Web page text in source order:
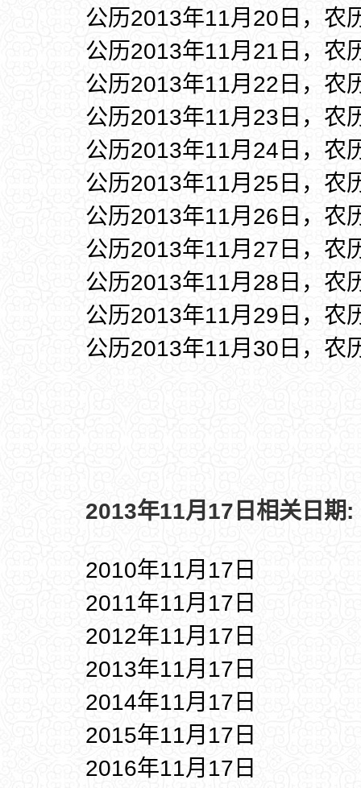
公历2013年11月20日，农
公历2013年11月21日，农
公历2013年11月22日，农
公历2013年11月23日，农
公历2013年11月24日，农
公历2013年11月25日，农
公历2013年11月26日，农
公历2013年11月27日，农
公历2013年11月28日，农
公历2013年11月29日，农
公历2013年11月30日，农
2013年11月17日相关日期:
2010年11月17日
2011年11月17日
2012年11月17日
2013年11月17日
2014年11月17日
2015年11月17日
2016年11月17日